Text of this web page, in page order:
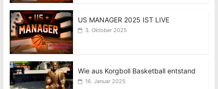
US MANAGER 2025 IST LIVE
3. Oktober 2025
Wie aus Korgboll Basketball entstand
16. Januar 2025